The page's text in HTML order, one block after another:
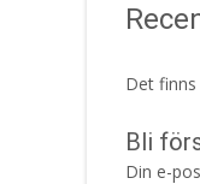
Det finns
Bli
Din e-